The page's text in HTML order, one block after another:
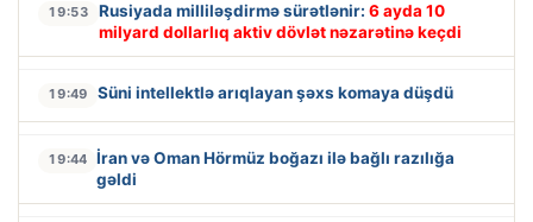
19:53 Rusiyada milliləşdirmə sürətlənir: 6 ayda 10
milyard dollarlıq aktiv dövlət nəzarətinə keçdi
19:49 Süni intellektlə arıqlayan şəxs komaya düşdü
19:44 İran və Oman Hörmüz boğazı ilə bağlı razılığa
gəldi